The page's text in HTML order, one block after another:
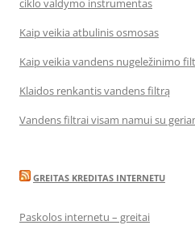
ciklo valdymo instrumentas
Kaip veikia atbulinis osmosas
Kaip veikia vandens nugeležinimo
Klaidos renkantis vandens filtrą
Vandens filtrai visam namui su
GREITAS KREDITAS INTERNETU
Paskolos internetu – greitai